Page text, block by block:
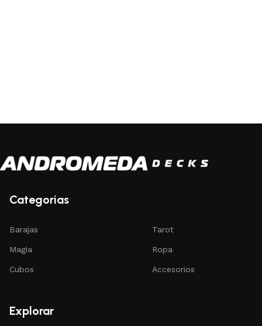
Categorias
Barajas
Magia
Cubos
Tarot
Ropa
Accesorios
Explorar